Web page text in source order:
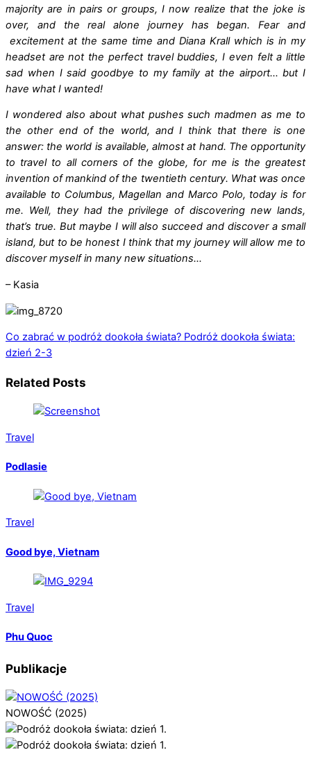
majority are in pairs or groups, I now realize that the joke is
over, and the real alone journey has began. Fear and
excitement at the same time and Diana Krall which is in my
headset are not the perfect travel buddies, I even felt a little
sad when I said goodbye to my family at the airport… but I
have what I wanted!
I wondered also about what pushes such madmen as me to
the other end of the world, and I think that there is one
answer: the world is available, almost at hand. The opportunity
to travel to all corners of the globe, for me is the greatest
invention of mankind of the twentieth century. What was once
available to Columbus, Magellan and Marco Polo, today is for
me. Well, they had the privilege of discovering new lands,
that’s true. But maybe I will also succeed and discover a small
island, but to be honest I think that my journey will allow me to
discover myself in many new situations…
– Kasia
Co zabrać w podróż dookoła świata? Podróż dookoła świata:
dzień 2-3
Related Posts
Travel
Podlasie
Travel
Good bye, Vietnam
Travel
Phu Quoc
Publikacje
NOWOŚĆ (2025)